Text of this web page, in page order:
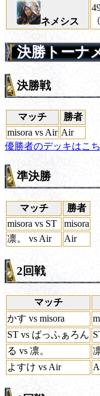
ネメシス
決勝トーナ
決勝戦
マッチ
勝者
misora vs Air Air
優勝者のデッキはこ
準決勝
マッチ
勝者
misora vs ST
misora
凛。 vs Air
Air
2回戦
マッチ
かす vs misora
ST vs ばっふぁろん
る vs 凛。
よすけ vs Air